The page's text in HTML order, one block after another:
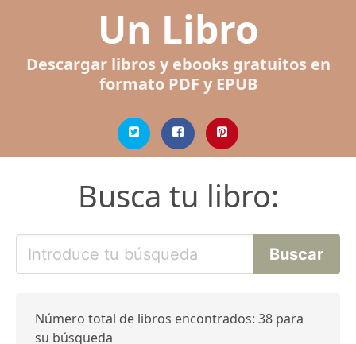
Un Libro
Descargar libros y ebooks gratuitos en
formato PDF y EPUB
Busca tu libro:
Número total de libros encontrados: 38 para
su búsqueda